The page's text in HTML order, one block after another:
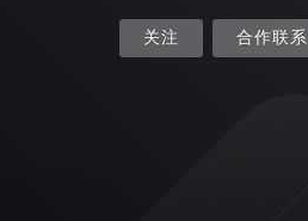
关注 合作联系